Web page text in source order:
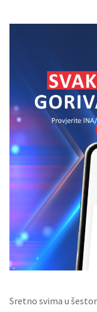
Sretno svima u